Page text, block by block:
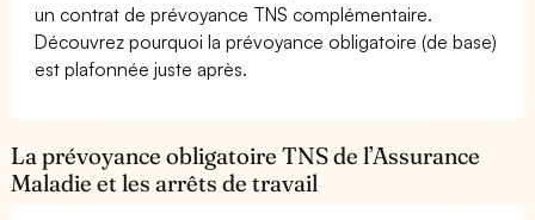
un contrat de prévoyance TNS complémentaire.
Découvrez pourquoi la prévoyance obligatoire (de base)
est plafonnée juste après.
La prévoyance obligatoire TNS de l’Assurance
Maladie et les arrêts de travail